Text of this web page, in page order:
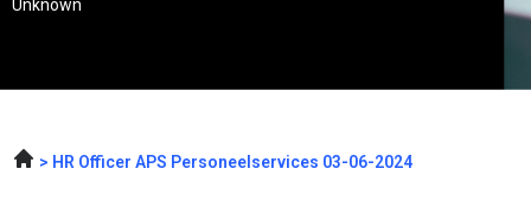
Unknown
HR Officer APS Personeelservices 03-06-2024